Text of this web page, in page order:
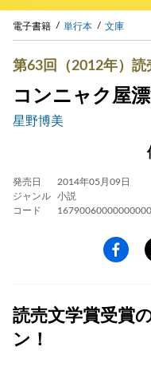
電子書籍 単行本 文庫
第63回（2012年）
コンニャク屋
星野博美
発売日
2014年05月09日
ジャンル
小説
コード
読売文学賞受賞
ン！